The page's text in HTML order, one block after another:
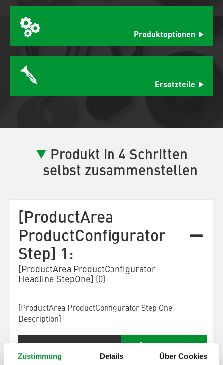
Zustimmung Details Über Cookies
Produktoptionen
Ersatzteile
Produkt in 4 Schritten
selbst zusammenstellen
[ProductArea
ProductConfigurator
Step] 1:
[ProductArea ProductConfigurator
Headline StepOne] (0)
[ProductArea ProductConfigurator Step One
Description]
ProductConfigurator